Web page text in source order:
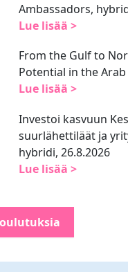
Ambassadors,
Lue lisää >
From the Gulf to
Potential in the
Lue lisää >
Investoi kasvuun
suurlähettiläät ja
hybridi, 26.8.2026
Lue lisää >